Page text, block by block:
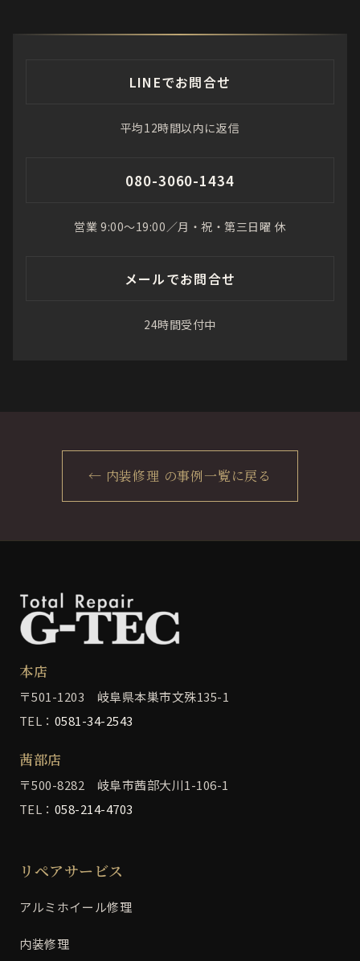
LINEでお問合せ
平均12時間以内に返信
080-3060-1434
営業 9:00〜19:00／月・祝・第三日曜 休
メールでお問合せ
24時間受付中
← 内装修理 の事例一覧に戻る
本店
〒501-1203 岐阜県本巣市文殊135-1
TEL： 0581-34-2543
茜部店
〒500-8282 岐阜市茜部大川1-106-1
TEL： 058-214-4703
リペアサービス
アルミホイール修理
内装修理